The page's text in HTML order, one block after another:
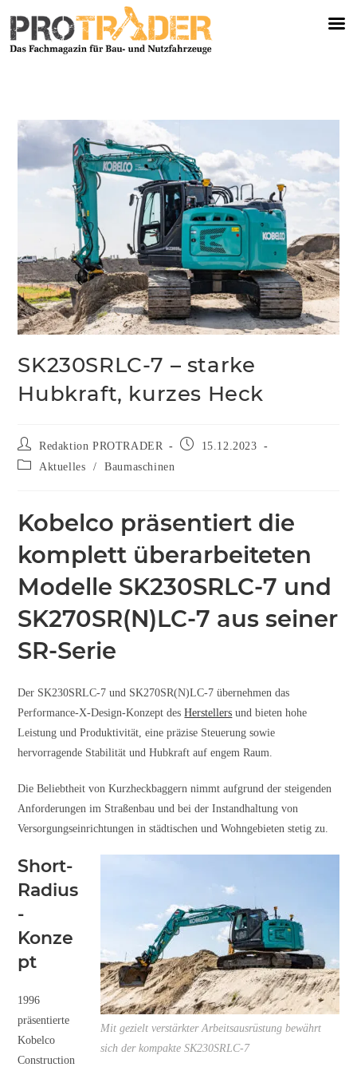
SK230SRLC-7 – starke
Hubkraft, kurzes Heck
Redaktion PROTRADER
15.12.2023
Aktuelles
/ Baumaschinen
Kobelco präsentiert die
komplett überarbeiteten
Modelle SK230SRLC-7 und
SK270SR(N)LC-7 aus seiner
SR-Serie
Der SK230SRLC-7 und SK270SR(N)LC-7 übernehmen das
Performance-X-Design-Konzept desHerstellers und bieten hohe
Leistung und Produktivität, eine präzise Steuerung sowie
hervorragende Stabilität und Hubkraft auf engem Raum.
Die Beliebtheit von Kurzheckbaggern nimmt aufgrund der steigenden
Anforderungen im Straßenbau und bei der Instandhaltung von
Versorgungseinrichtungen in städtischen und Wohngebieten stetig zu.
Mit gezielt verstärkter Arbeitsausrüstung bewährt
sich der kompakte SK230SRLC-7
Short-
Radius
-
Konze
pt
1996
präsentierte
Kobelco
Construction